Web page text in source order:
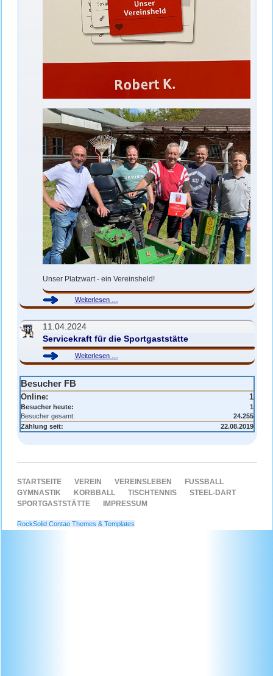
Unser Platzwart - ein Vereinsheld!
Weiterlesen …
K.
11.04.2024
Servicekraft für die Sportgaststätte
Weiterlesen …
für
Besucher FB
Online: 1
Besucher heute:
1
Besucher gesamt:
24.255
Zählung seit:
22.08.2019
NAVIGATION
ÜBERSPRINGEN
STARTSEITE VEREIN VEREINSLEBEN
FUSSBALL
GYMNASTIK
KORBBALL TISCHTENNIS
STEEL-DART
SPORTGASTSTÄTTE
IMPRESSUM
RockSolid Contao Themes & Templates